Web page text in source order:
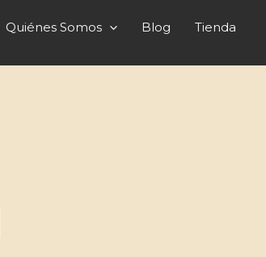
Quiénes Somos Blog Tienda